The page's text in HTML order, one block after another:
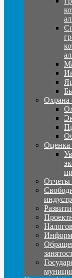
Охрана
Оценка
Отчеты